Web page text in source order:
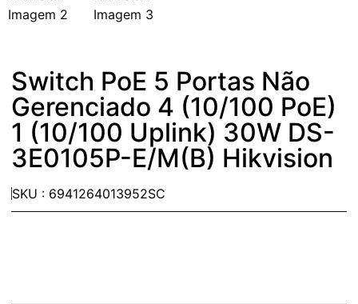
Switch PoE 5 Portas Não
Gerenciado 4 (10/100 PoE)
1 (10/100 Uplink) 30W DS-
3E0105P-E/M(B) Hikvision
SKU : 6941264013952SC